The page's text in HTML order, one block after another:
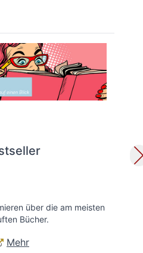
über die am meisten
Bücher.
Mehr